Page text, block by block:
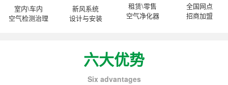
室内\车内
空气检测治理
新风系统
设计与安装
租赁\零售
空气净化器
全国网点
招商加盟
六大优势
Six advantages